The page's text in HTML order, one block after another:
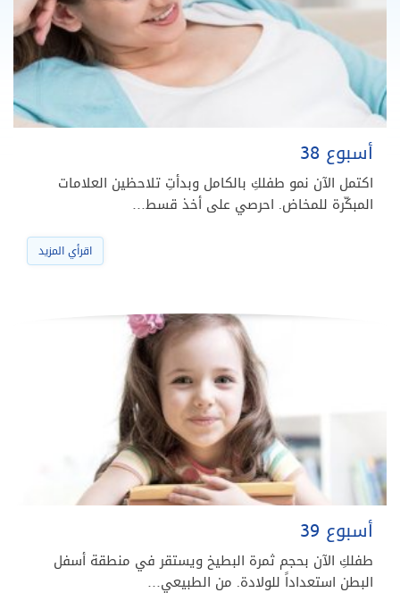
أسبوع 38
اكتمل الآن نمو طفلكِ بالكامل وبدأتِ تلاحظين العلامات
المبكّرة للمخاض. احرصي على أخذ قسط…
اقرأي المزيد
أسبوع 39
طفلكِ الآن بحجم ثمرة البطيخ ويستقر في منطقة أسفل
البطن استعداداً للولادة. من الطبيعي…